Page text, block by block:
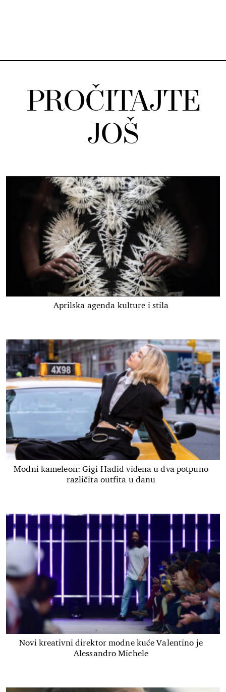
PROČITAJTE
JOŠ
Aprilska agenda kulture i stila
Modni kameleon: Gigi Hadid viđena u dva potpuno
različita outfita u danu
Novi kreativni direktor modne kuće Valentino je
Alessandro Michele